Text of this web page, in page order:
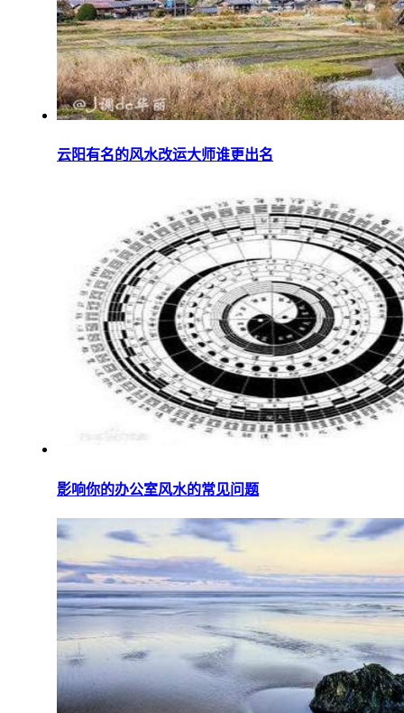
云阳有名的风水改运大师谁更出名
影响你的办公室风水的常见问题